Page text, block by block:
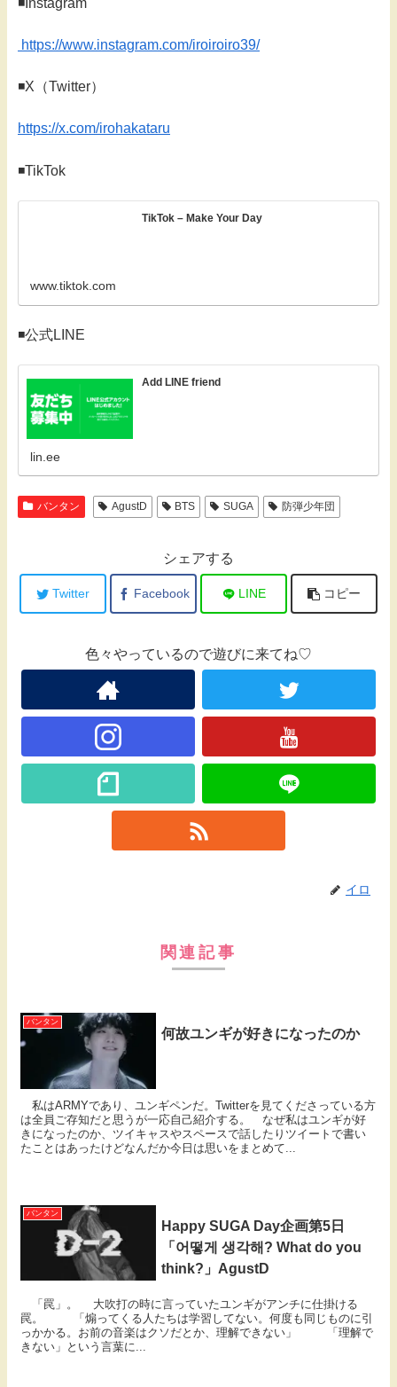
◾️Instagram
https://www.instagram.com/iroiroiro39/
◾️X（Twitter）
https://x.com/irohakataru
◾️TikTok
TikTok – Make Your Day
www.tiktok.com
◾️公式LINE
Add LINE friend
lin.ee
バンタン AgustD BTS SUGA 防弾少年団
シェアする
Twitter Facebook LINE コピー
色々やっているので遊びに来てね♡
イロ
関連記事
バンタン
何故ユンギが好きになったのか
私はARMYであり、ユンギペンだ。Twitterを見てくださっている方
は全員ご存知だと思うが一応自己紹介する。 なぜ私はユンギが好
きになったのか、ツイキャスやスペースで話したりツイートで書い
たことはあったけどなんだか今日は思いをまとめて...
バンタン
Happy SUGA Day企画第5日
「어떻게 생각해? What do you
think?」AgustD
「罠」。 大吹打の時に言っていたユンギがアンチに仕掛ける
罠。 「煽ってくる人たちは学習してない。何度も同じものに引
っかかる。お前の音楽はクソだとか、理解できない」 「理解で
きない」という言葉に...